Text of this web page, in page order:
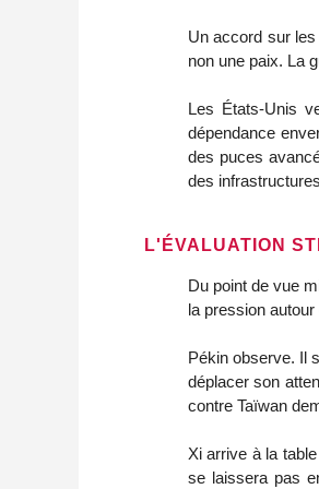
Un accord sur
non une paix. La
Les États-Unis
dépendance
des puces
des
L'ÉVALUATION
Du point de vue
la pression
Pékin observe. Il
déplacer son
contre Taïwan
Xi arrive à la
se laissera pas